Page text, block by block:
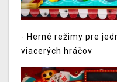
- Herné režimy pre
viacerých hráčov